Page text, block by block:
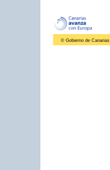
© Gobierno de Canarias